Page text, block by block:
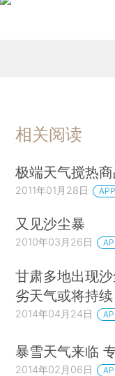
相关阅读
极端天气搅热
2011年01月28日
又见沙尘暴
2010年03月26日
甘肃多地出现
劣天气或将持续
2014年04月24日
暴雪天气来临
2014年02月06日